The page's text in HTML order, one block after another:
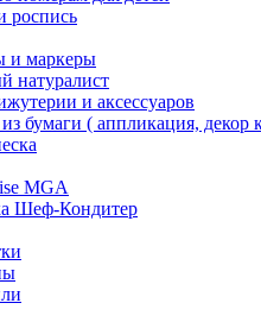
роспись
и маркеры
натуралист
и аксессуаров
из бумаги ( аппликация,
MGA
Шеф-Кондитер